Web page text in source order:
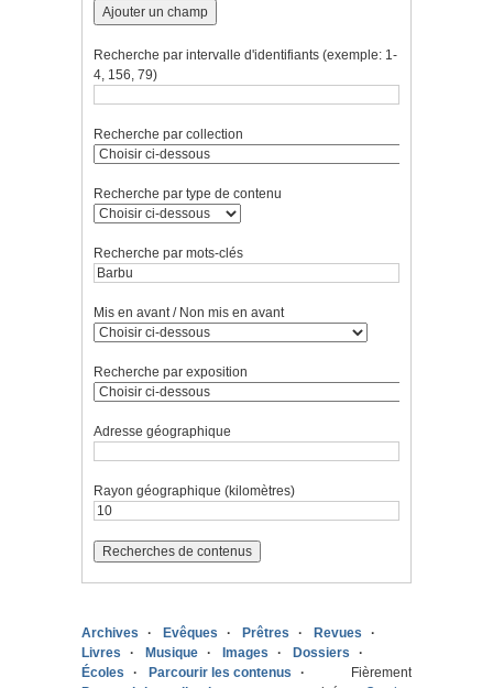
Ajouter un champ
Recherche par intervalle d'identifiants (exemple: 1-
4, 156, 79)
Recherche par collection
Recherche par type de contenu
Recherche par mots-clés
Mis en avant / Non mis en avant
Recherche par exposition
Adresse géographique
Rayon géographique (kilomètres)
Archives Evêques Prêtres
Revues
Livres
Musique Images
Dossiers
Écoles
Parcourir les contenus
Fièrement